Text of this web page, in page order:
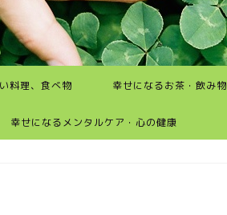
料理、食べ物 幸せになるお茶・飲み物
幸せになるメンタルケア・心の健康